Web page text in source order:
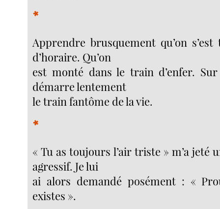
*
Apprendre brusquement qu’on
d’horaire. Qu’on
est monté dans le train d’enfer.
démarre lentement
le train fantôme de la vie.
*
« Tu as toujours l’air triste » m’a jeté
agressif. Je lui
ai alors demandé posément : «
existes ».